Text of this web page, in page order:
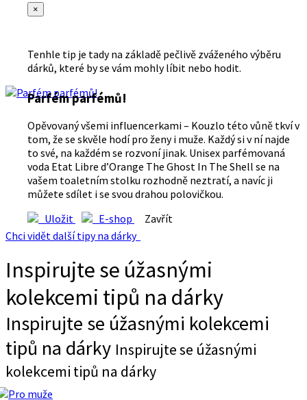
×
Tenhle tip je tady na základě pečlivě zváženého výběru
dárků, které by se vám mohly líbit nebo hodit.
Parfém parfémů!
Opěvovaný všemi influencerkami – Kouzlo této vůně tkví v
tom, že se skvěle hodí pro ženy i muže. Každý si v ní najde
to své, na každém se rozvoní jinak. Unisex parfémovaná
voda Etat Libre d’Orange The Ghost In The Shell se na
vašem toaletním stolku rozhodně neztratí, a navíc ji
můžete sdílet i se svou drahou polovičkou.
Uložit
E-shop
Zavřít
Chci vidět další tipy na dárky
Inspirujte se úžasnými
kolekcemi tipů na dárky
Inspirujte se úžasnými kolekcemi
tipů na dárky Inspirujte se úžasnými
kolekcemi tipů na dárky